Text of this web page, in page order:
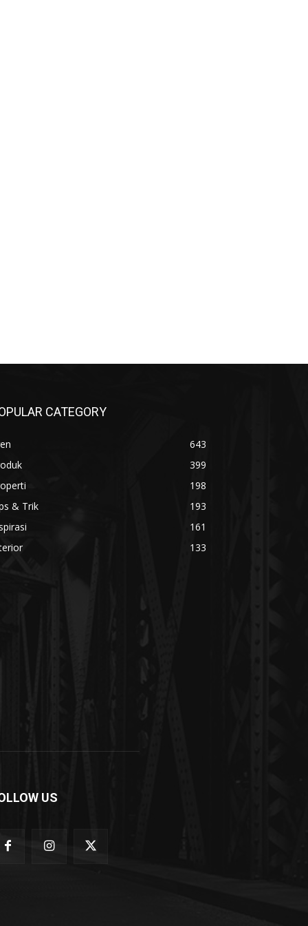
CATEGORY
643
399
198
& Trik
193
161
133
US